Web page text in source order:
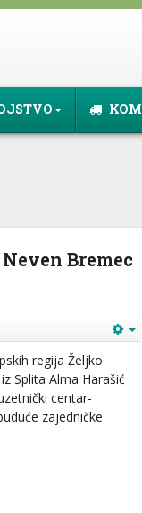
Bremec
regija Željko
Splita Alma Harašić
centar-
zajedničke